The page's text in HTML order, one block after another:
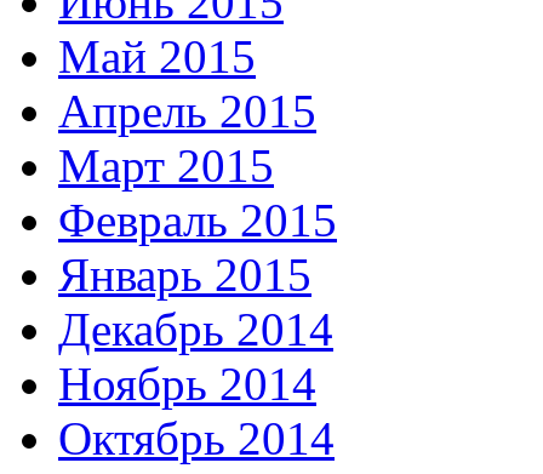
Май 2015
Апрель 2015
Март 2015
Февраль 2015
Январь 2015
Декабрь 2014
Ноябрь 2014
Октябрь 2014